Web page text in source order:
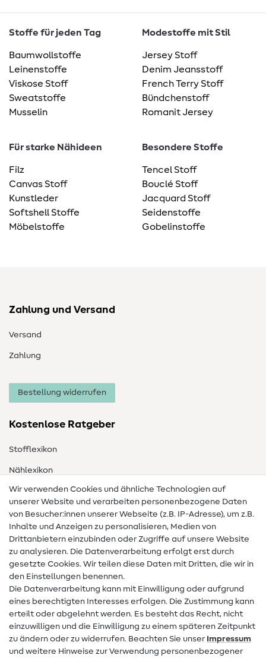
Stoffe für jeden Tag
Baumwollstoffe
Leinenstoffe
Viskose Stoff
Sweatstoffe
Musselin
Modestoffe mit Stil
Jersey Stoff
Denim Jeansstoff
French Terry Stoff
Bündchenstoff
Romanit Jersey
Für starke Nähideen
Filz
Canvas Stoff
Kunstleder
Softshell Stoffe
Möbelstoffe
Besondere Stoffe
Tencel Stoff
Bouclé Stoff
Jacquard Stoff
Seidenstoffe
Gobelinstoffe
Zahlung und Versand
Versand
Zahlung
Bestellung widerrufen
Kostenlose Ratgeber
Stofflexikon
Nählexikon
Nähanleitungen
Hilfe & Kontakt
Kontakt
Infos zum Betreiberwechsel
FAQ
Widerrufsrecht
Beliebt
Stoffe
Wir verwenden Cookies und ähnliche Technologien auf
unserer Website und verarbeiten personenbezogene Daten
von Besucher:innen unserer Webseite (z.B. IP-Adresse), um z.B.
Inhalte und Anzeigen zu personalisieren, Medien von
Drittanbietern einzubinden oder Zugriffe auf unsere Website
zu analysieren. Die Datenverarbeitung erfolgt erst durch
gesetzte Cookies. Wir teilen diese Daten mit Dritten, die wir in
den Einstellungen benennen.
Die Datenverarbeitung kann mit Einwilligung oder aufgrund
eines berechtigten Interesses erfolgen. Die Zustimmung kann
erteilt oder abgelehnt werden. Es besteht das Recht, nicht
einzuwilligen und die Einwilligung zu einem späteren Zeitpunkt
zu ändern oder zu widerrufen. Beachten Sie unser Impressum
und weitere Hinweise zur Verwendung personenbezogener